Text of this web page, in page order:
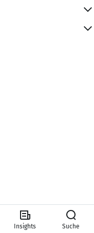
Insights Suche